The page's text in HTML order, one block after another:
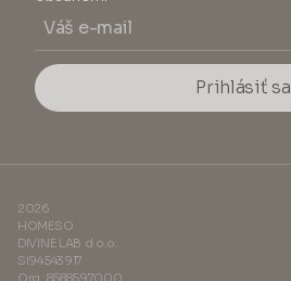
Prihlásiť sa
2026
HOMESO
DIVINE LAB d.o.o.
SI94543917
Org. 8588597000